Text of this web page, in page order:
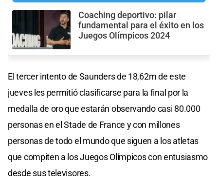
Coaching deportivo: pilar
fundamental para el éxito en los
Juegos Olímpicos 2024
El tercer intento de Saunders de 18,62m de este
jueves les permitió clasificarse para la final por la
medalla de oro que estarán observando casi 80.000
personas en el Stade de France y con millones
personas de todo el mundo que siguen a los atletas
que compiten a los Juegos Olímpicos con entusiasmo
desde sus televisores.